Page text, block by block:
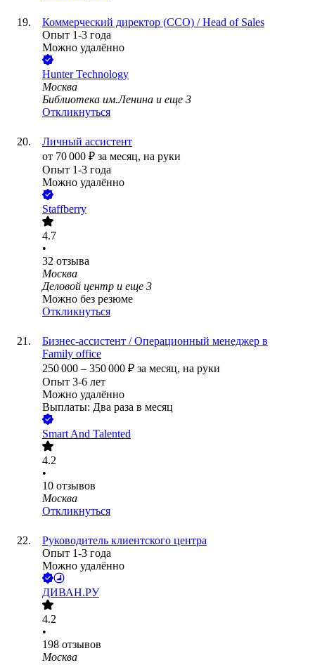
Коммерческий директор (CCO) / Head of Sales
Опыт 1-3 года
Можно удалённо
Hunter Technology
Москва
Библиотека им.Ленина и еще 3
Откликнуться
Личный ассистент
от 70 000 ₽ за месяц, на руки
Опыт 1-3 года
Можно удалённо
Staffberry
4.7
•
32 отзыва
Москва
Деловой центр и еще 3
Можно без резюме
Откликнуться
Бизнес-ассистент / Операционный менеджер в
Family office
250 000 – 350 000 ₽ за месяц, на руки
Опыт 3-6 лет
Можно удалённо
Выплаты: Два раза в месяц
Smart And Talented
4.2
•
10 отзывов
Москва
Откликнуться
Руководитель клиентского центра
Опыт 1-3 года
Можно удалённо
ДИВАН.РУ
4.2
•
198 отзывов
Москва